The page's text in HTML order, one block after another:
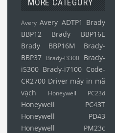
MORE CATEGORY
Avery Avery ADTP1
Brady
BBP12
Brady BBP16E
Brady BBP16M
Brady-
BBP37 Brady-i3300 Brady-
i5300 Brady-i7100 Code-
CR2700 Driver máy in mã
vạch
Honeywell PC23d
Honeywell PC43T
Honeywell PD43
Honeywell PM23c